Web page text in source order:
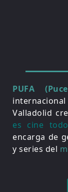
PUFA
Valladolid
es cine
encarga de
y series del